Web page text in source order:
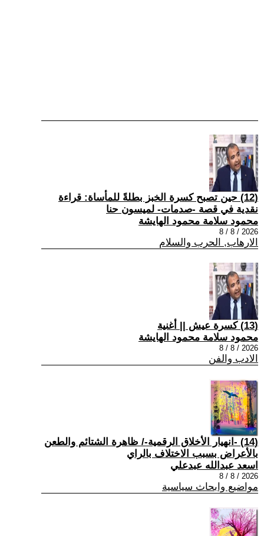
(12) حين تصبح كسرة الخبز بطلةً للمأساة: قراءة
نقدية في قصة -صدمات- لميسون حنا
محمود سلامة محمود الهايشة
2026 / 8 / 8
الارهاب, الحرب والسلام
(13) كسرة عيش || أغنية
محمود سلامة محمود الهايشة
2026 / 8 / 8
الادب والفن
(14) -انهيار الأخلاق الرقمية-/ ظاهرة الشتائم والطعن
بالأعراض بسبب الاختلاف بالراي
اسعد عبدالله عبدعلي
2026 / 8 / 8
مواضيع وابحاث سياسية